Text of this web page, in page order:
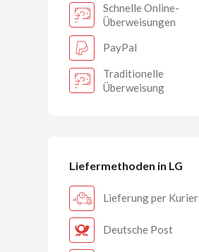
Schnelle Online-
Überweisungen
PayPal
Traditionelle
Überweisung
Liefermethoden in LG
Lieferung per Kurier
Deutsche Post